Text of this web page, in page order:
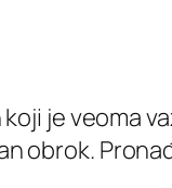
je veoma
obrok.